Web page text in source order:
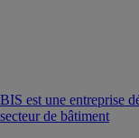
BIS est une entreprise
secteur de bâtiment